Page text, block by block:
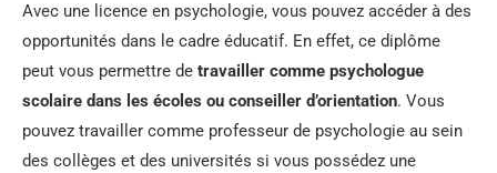
Avec une licence en psychologie, vous pouvez accéder à des
opportunités dans le cadre éducatif. En effet, ce diplôme
peut vous permettre de travailler comme psychologue
scolaire dans les écoles ou conseiller d’orientation. Vous
pouvez travailler comme professeur de psychologie au sein
des collèges et des universités si vous possédez une